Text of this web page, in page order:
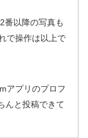
番以降の写真も
で操作は以上で
アプリのプロフ
んと投稿できて